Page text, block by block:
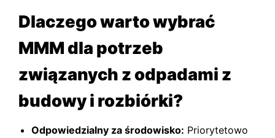
Dlaczego warto wybrać
MMM dla potrzeb
związanych z odpadami z
budowy i rozbiórki?
Odpowiedzialny za środowisko: Priorytetowo